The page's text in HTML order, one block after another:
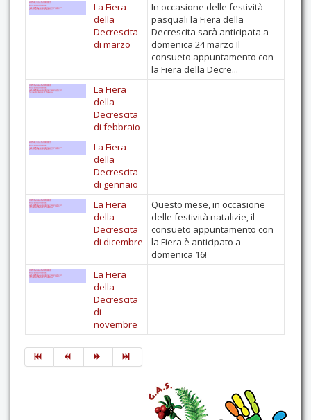
La Fiera
della
Decrescita
di marzo
In occasione delle festività
pasquali la Fiera della
Decrescita sarà anticipata a
domenica 24 marzo Il
consueto appuntamento con
la Fiera della Decre...
La Fiera
della
Decrescita
di febbraio
La Fiera
della
Decrescita
di gennaio
La Fiera
della
Decrescita
di dicembre
Questo mese, in occasione
delle festività natalizie, il
consueto appuntamento con
la Fiera è anticipato a
domenica 16!
La Fiera
della
Decrescita
di
novembre